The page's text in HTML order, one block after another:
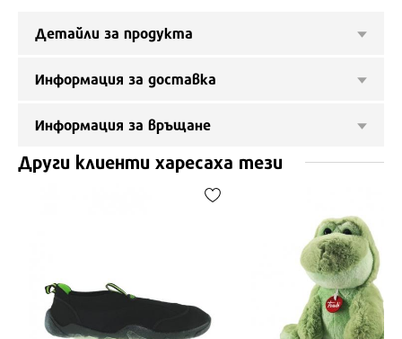
Детайли за продукта
Информация за доставка
Информация за връщане
Други клиенти харесаха тези